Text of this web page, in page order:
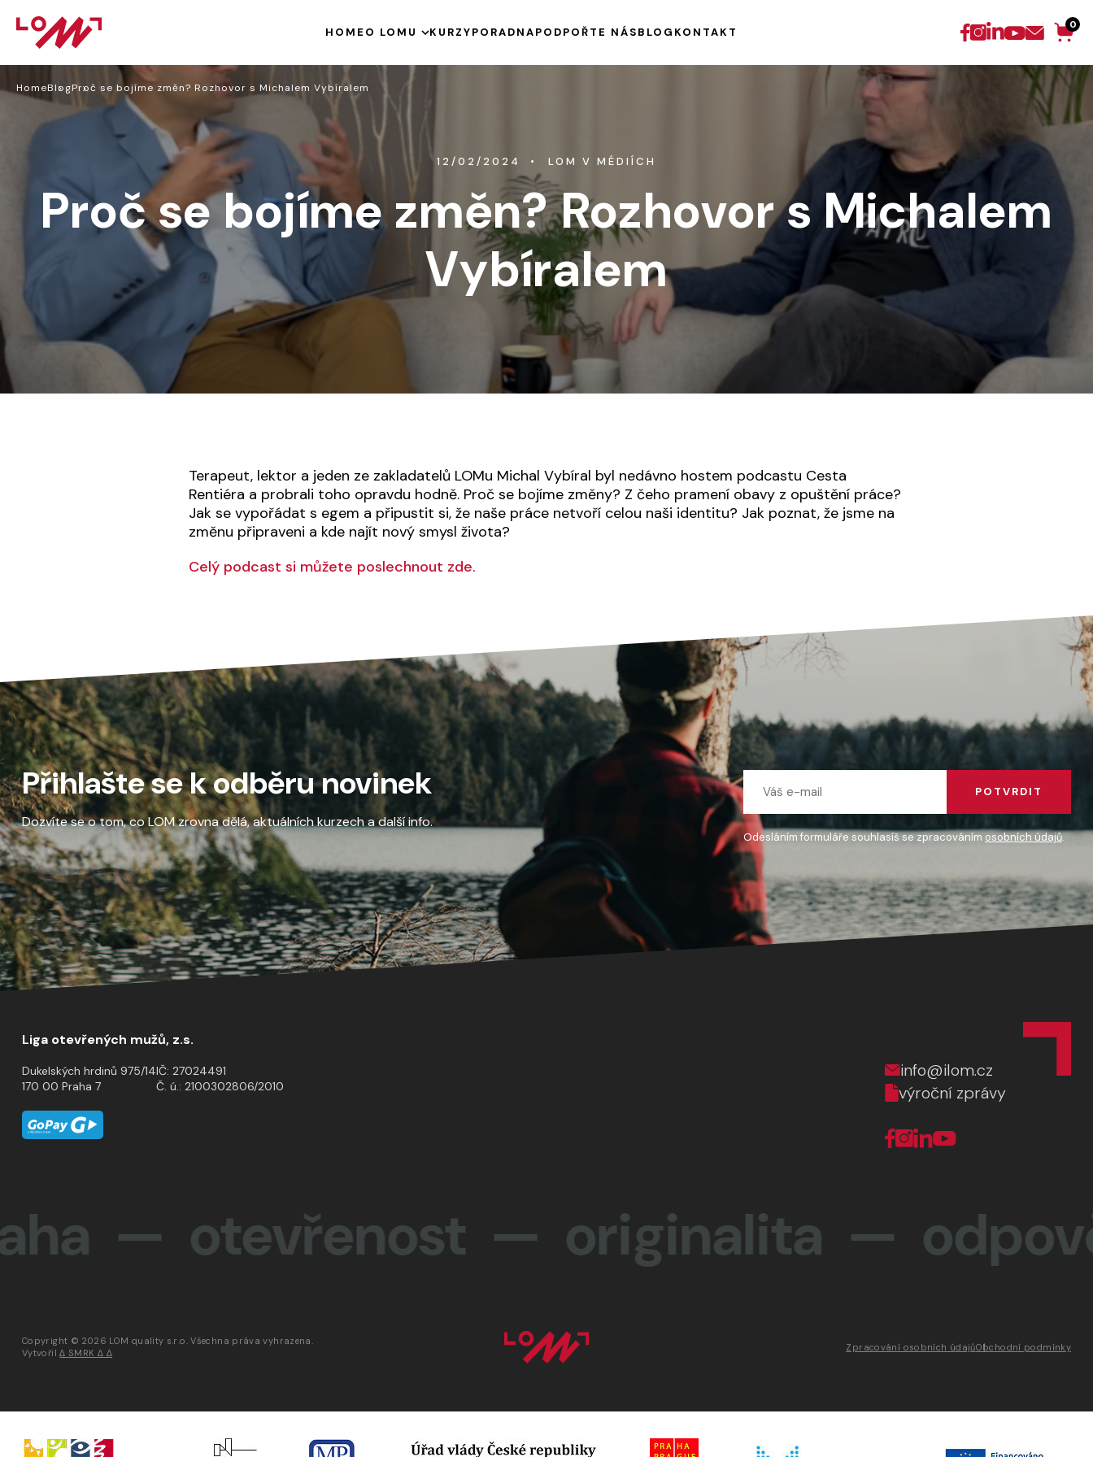
HOME O LOMU
HISTORIE
VÝROČNÍ ZPRÁVY
PODPOŘENÉ PROJEKTY
KURZYPORADNAPODPOŘTE NÁSBLOG KONTAKT
0
HomeBlogProč se bojíme změn? Rozhovor s Michalem Vybíralem
12/02/2024 LOM V MÉDIÍCH
Proč se bojíme změn? Rozhovor s Michalem
Vybíralem
Terapeut, lektor a jeden ze zakladatelů LOMu Michal Vybíral byl nedávno hostem podcastu Cesta
Rentiéra a probrali toho opravdu hodně. Proč se bojíme změny? Z čeho pramení obavy z opuštění práce?
Jak se vypořádat s egem a připustit si, že naše práce netvoří celou naši identitu? Jak poznat, že jsme na
změnu připraveni a kde najít nový smysl života?
Celý podcast si můžete poslechnout zde.
Přihlašte se k odběru novinek
Dozvíte se o tom, co LOM zrovna dělá, aktuálních kurzech a další info.
POTVRDIT
Odesláním formuláře souhlasíš se zpracováním osobních údajů.
Liga otevřených mužů, z.s.
Dukelských hrdinů 975/14
170 00 Praha 7
IČ: 27024491
Č. ú.: 2100302806/2010
info@ilom.cz
výroční zprávy
— otevřenost — originalita —
Copyright © 2026 LOM quality s.r.o. Všechna práva vyhrazena.
Vytvořil∆ SMRK ∆ ∆
Zpracování osobních údajůObchodní podmínky